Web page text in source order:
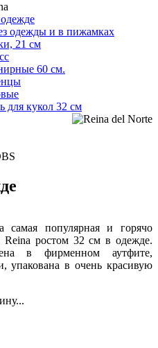
одежды и в пижамках
21 см
60 см.
для кукол 32 см
самая популярная и горячо
ростом 32 см в одежде.
в фирменном аутфите,
упакована в очень красивую